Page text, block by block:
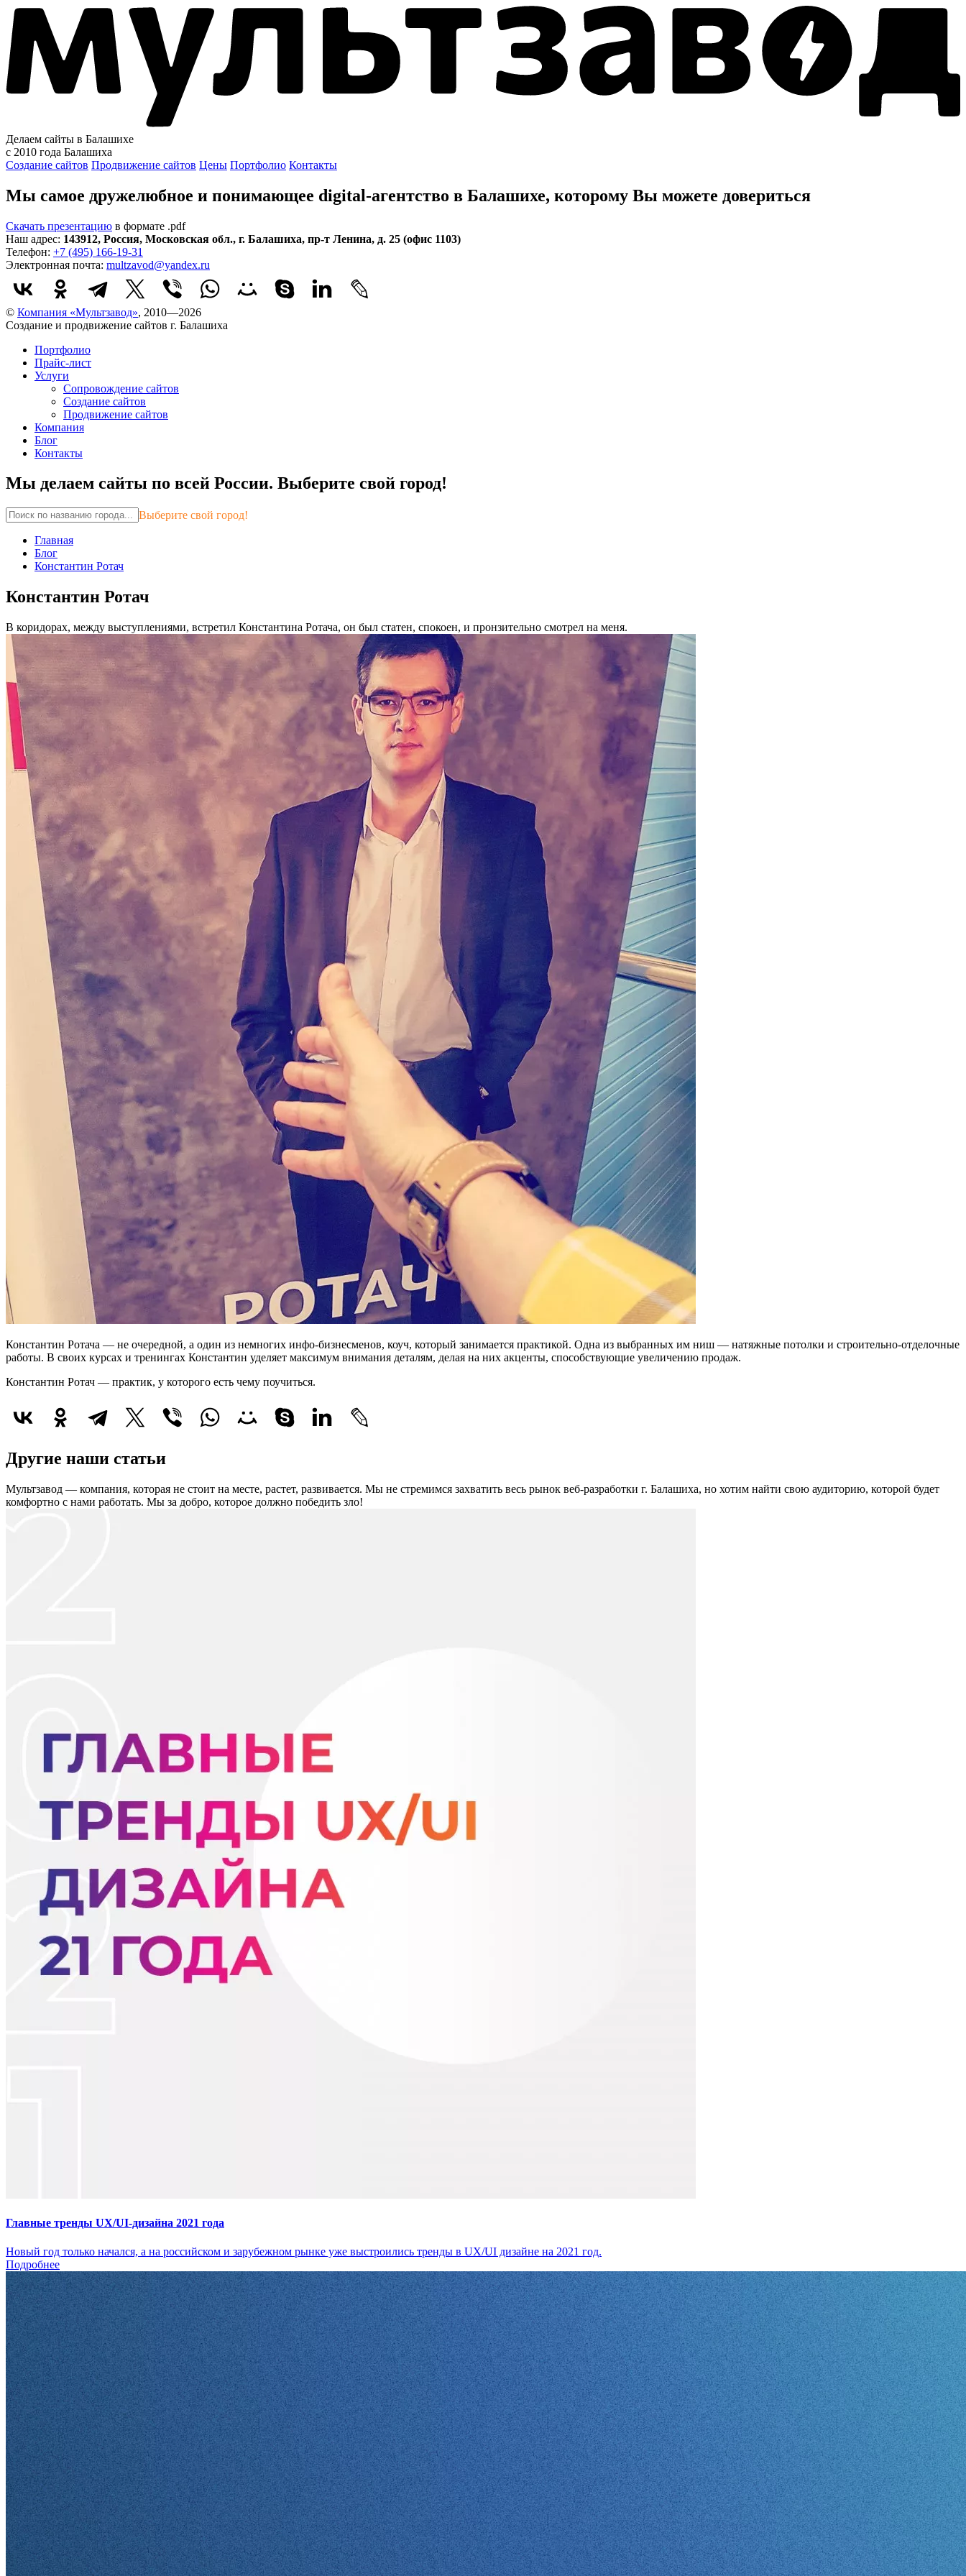
Делаем сайты в Балашихе
с 2010 года Балашиха
Создание сайтов Продвижение сайтов Цены Портфолио Контакты
Мы самое дружелюбное и понимающее digital-агентство в Балашихе, которому Вы можете довериться
Скачать презентацию в формате .pdf
Наш адрес: 143912, Россия, Московская обл., г. Балашиха, пр-т Ленина, д. 25 (офис 1103)
Телефон: +7 (495) 166-19-31
Электронная почта: multzavod@yandex.ru
© Компания «Мультзавод», 2010—2026
Создание и продвижение сайтов г. Балашиха
Портфолио
Прайс-лист
Услуги
Сопровождение сайтов
Создание сайтов
Продвижение сайтов
Компания
Блог
Контакты
Мы делаем сайты по всей России. Выберите свой город!
Выберите свой город!
Главная
Блог
Константин Ротач
Константин Ротач
В коридорах, между выступлениями, встретил Константина Ротача, он был статен, спокоен, и пронзительно смотрел на меня.
Константин Ротача — не очередной, а один из немногих инфо-бизнесменов, коуч, который занимается практикой. Одна из выбранных им ниш — натяжные потолки и строительно-отделочные
работы. В своих курсах и тренингах Константин уделяет максимум внимания деталям, делая на них акценты, способствующие увеличению продаж.
Константин Ротач — практик, у которого есть чему поучиться.
Другие наши статьи
Мультзавод — компания, которая не стоит на месте, растет, развивается. Мы не стремимся захватить весь рынок веб-разработки г. Балашиха, но хотим найти свою аудиторию, которой будет
комфортно с нами работать. Мы за добро, которое должно победить зло!
Главные тренды UX/UI-дизайна 2021 года
Новый год только начался, а на российском и зарубежном рынке уже выстроились тренды в UX/UI дизайне на 2021 год.
Подробнее